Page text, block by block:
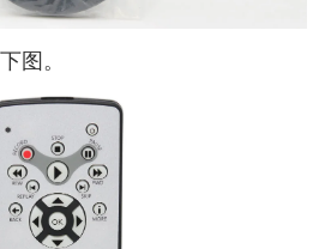
图。